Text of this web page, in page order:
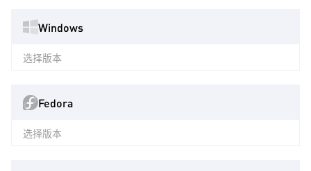
Windows
选择版本
Fedora
选择版本